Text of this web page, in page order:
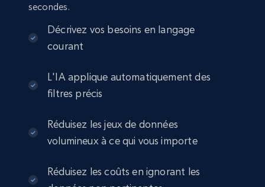
eCommerce
2.5K+
URL, Product id, Title, Seller name, Seller rating,
Seller reviews, Breadcrumbs, Root category, and
secondes.
Décrivez vos besoins en langage
courant
L'IA applique automatiquement des
filtres précis
Réduisez les jeux de données
volumineux à ce qui vous importe
Réduisez les coûts en ignorant les